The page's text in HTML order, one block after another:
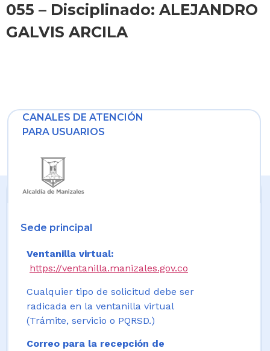
055 – Disciplinado: ALEJANDRO
GALVIS ARCILA
CANALES DE ATENCIÓN
PARA USUARIOS
Sede principal
Ventanilla virtual:
https://ventanilla.manizales.gov.co
Cualquier tipo de solicitud debe ser
radicada en la ventanilla virtual
(Trámite, servicio o PQRSD.)
Correo para la recepción de